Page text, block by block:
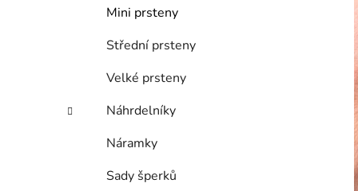
l
Mini prsteny
Střední prsteny
Velké prsteny
Náhrdelníky
Náramky
Sady šperků